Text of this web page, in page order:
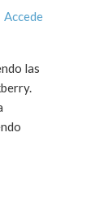
Accede
las